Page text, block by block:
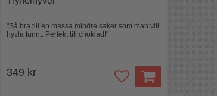
"Så bra till en massa mindre saker som man vill
hyvla tunnt. Perfekt till choklad!"
349 kr